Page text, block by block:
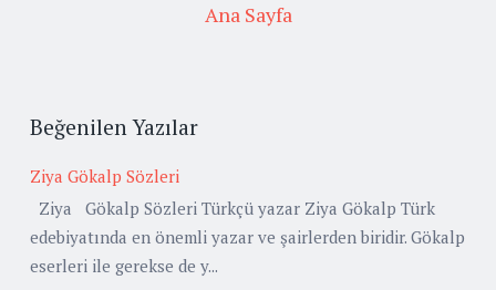
Ana Sayfa
Beğenilen Yazılar
Ziya Gökalp Sözleri
Ziya Gökalp Sözleri Türkçü yazar Ziya Gökalp Türk
edebiyatında en önemli yazar ve şairlerden biridir. Gökalp
eserleri ile gerekse de y...